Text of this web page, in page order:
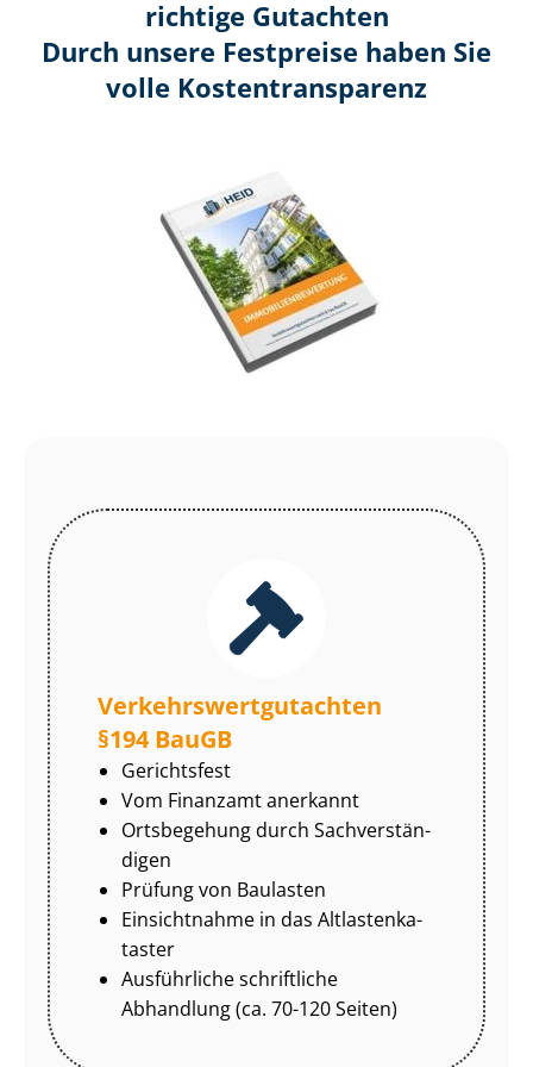
richtige Gutachten
Durch unsere Festpreise haben Sie
volle Kosten­transparenz
Ver­kehrs­wert­gut­ach­ten
§194 BauGB
Gerichtsfest
Vom Finanzamt anerkannt
Ortsbegehung durch Sach­ver­stän­
di­gen
Prüfung von Baulasten
Einsichtnahme in das Alt­las­ten­ka­
tas­ter
Ausführliche schriftliche
Abhandlung (ca. 70-120 Seiten)